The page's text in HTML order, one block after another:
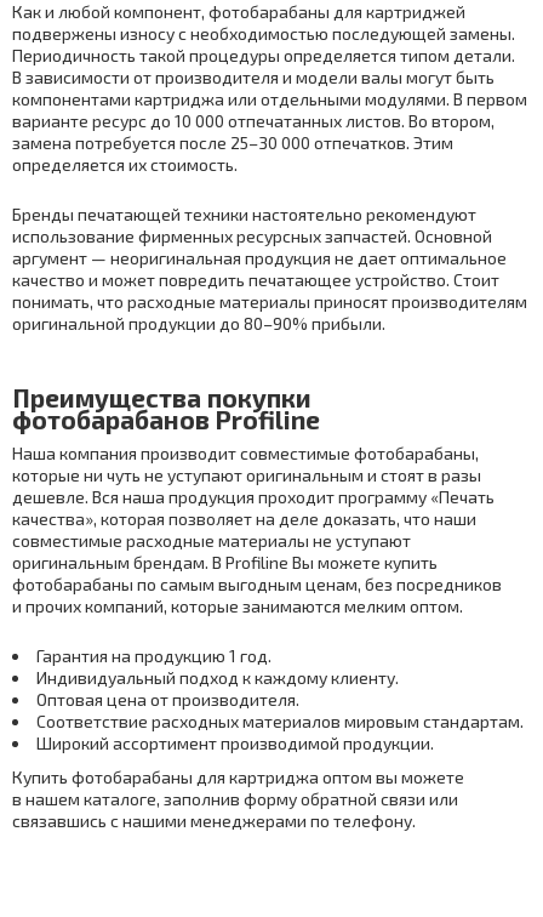
Как и любой компонент, фотобарабаны для картриджей
подвержены износу с необходимостью последующей замены.
Периодичность такой процедуры определяется типом детали.
В зависимости от производителя и модели валы могут быть
компонентами картриджа или отдельными модулями. В первом
варианте ресурс до 10 000 отпечатанных листов. Во втором,
замена потребуется после 25–30 000 отпечатков. Этим
определяется их стоимость.
Бренды печатающей техники настоятельно рекомендуют
использование фирменных ресурсных запчастей. Основной
аргумент — неоригинальная продукция не дает оптимальное
качество и может повредить печатающее устройство. Стоит
понимать, что расходные материалы приносят производителям
оригинальной продукции до 80–90% прибыли.
Преимущества покупки
фотобарабанов Profiline
Наша компания производит совместимые фотобарабаны,
которые ни чуть не уступают оригинальным и стоят в разы
дешевле. Вся наша продукция проходит программу «Печать
качества», которая позволяет на деле доказать, что наши
совместимые расходные материалы не уступают
оригинальным брендам. В Profiline Вы можете купить
фотобарабаны по самым выгодным ценам, без посредников
и прочих компаний, которые занимаются мелким оптом.
Гарантия на продукцию 1 год.
Индивидуальный подход к каждому клиенту.
Оптовая цена от производителя.
Соответствие расходных материалов мировым стандартам.
Широкий ассортимент производимой продукции.
Купить фотобарабаны для картриджа оптом вы можете
в нашем каталоге, заполнив форму обратной связи или
связавшись с нашими менеджерами по телефону.